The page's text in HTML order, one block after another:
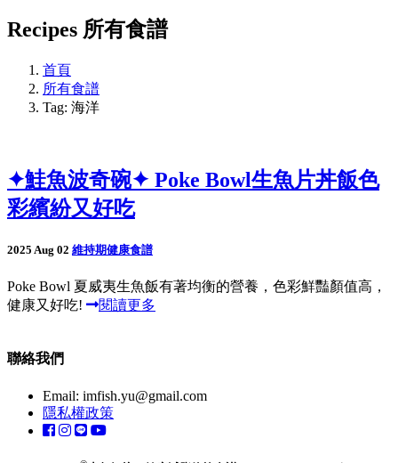
Recipes 所有食譜
首頁
所有食譜
Tag: 海洋
✦鮭魚波奇碗✦ Poke Bowl生魚片丼飯色
彩繽紛又好吃
2025 Aug 02 維持期健康食譜
Poke Bowl 夏威夷生魚飯有著均衡的營養，色彩鮮豔顏值高，
健康又好吃!
閱讀更多
聯絡我們
Email: imfish.yu@gmail.com
隱私權政策